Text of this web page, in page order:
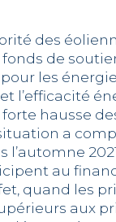
des
de
les
l’efficacité
hausse
a
l’automne
au
quand les
aux